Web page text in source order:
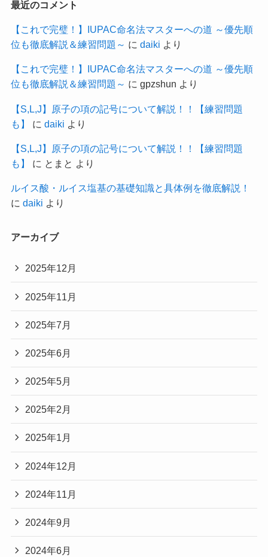
最近のコメント
【これで完璧！】IUPAC命名法マスターへの道 ～優先順
位も徹底解説＆練習問題～ に daiki より
【これで完璧！】IUPAC命名法マスターへの道 ～優先順
位も徹底解説＆練習問題～ に gpzshun より
【S,L,J】原子の項の記号について解説！！【練習問題
も】
に daiki より
【S,L,J】原子の項の記号について解説！！【練習問題
も】
に とまと より
ルイス酸・ルイス塩基の基礎知識と具体例を徹底解説！
に daiki より
アーカイブ
2025年12月
2025年11月
2025年7月
2025年6月
2025年5月
2025年2月
2025年1月
2024年12月
2024年11月
2024年9月
2024年6月